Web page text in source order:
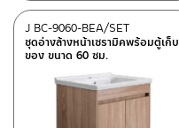
พีวีซี(2)
PLY WOOD/เมลามีนวีเนีย
ชุดอ่างล้างหน้าเซรามิคพร้อมตู้เก็บ
ของ ขนาด 60 ซม.
J BC-9060-BEA/SET